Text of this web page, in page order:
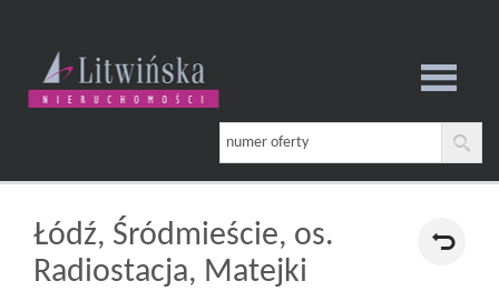
Strona
główna
Łódź, Śródmieście, os.
Radiostacja, Matejki